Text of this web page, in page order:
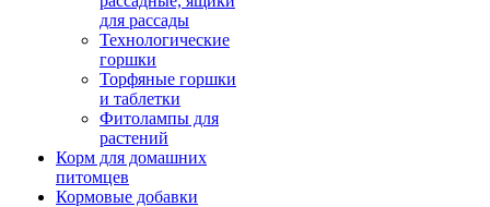
для рассады
Технологические
горшки
Торфяные горшки
и таблетки
Фитолампы для
растений
Корм для домашних
питомцев
Кормовые добавки